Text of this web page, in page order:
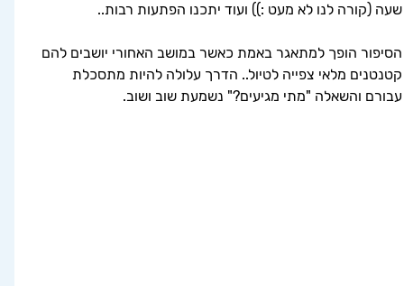
שעה (קורה לנו לא מעט :)) ועוד יתכנו הפתעות רבות..
הסיפור הופך למתאגר באמת כאשר במושב האחורי יושבים להם
קטנטנים מלאי צפייה לטיול.. הדרך עלולה להיות מתסכלת
עבורם והשאלה "מתי מגיעים?" נשמעת שוב ושוב.